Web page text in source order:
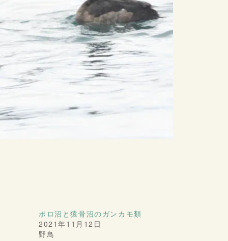
ポロ沼と猿骨沼のガンカモ類
2021年11月12日
野鳥